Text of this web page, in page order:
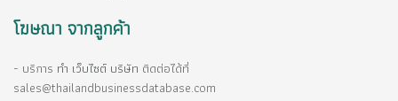
โฆษณา จากลูกค้า
- บริการ ทำ เว็บไซต์ บริษัท ติดต่อได้ที่
sales@thailandbusinessdatabase.com